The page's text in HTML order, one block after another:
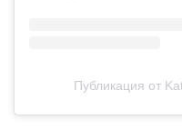
Публикация от